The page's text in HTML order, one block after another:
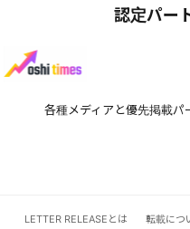
認定パー
各種メディアと優先掲載
LETTER RELEASEとは 転載につ